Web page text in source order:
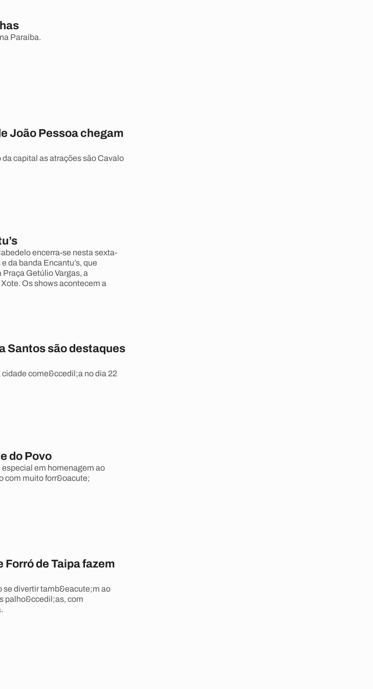
Paraíba.
João Pessoa chegam
capital as atrações são Cavalo
encerra-se nesta sexta-
da banda Encantu’s, que
Getúlio Vargas, a
Os shows acontecem a
Santos são destaques
come&ccedil;a no dia 22
do Povo
em homenagem ao
com muito forr&oacute;
de Taipa fazem
se divertir tamb&eacute;m ao
palho&ccedil;as, com